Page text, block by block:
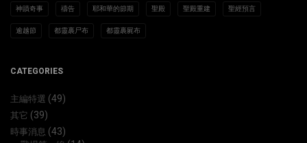
神蹟奇事 禱告 耶和華的節期 聖殿 聖殿重建 聖經預言
逾越節 都靈裹尸布 都靈裹屍布
CATEGORIES
主編特選 (49)
其它 (39)
時事消息 (43)